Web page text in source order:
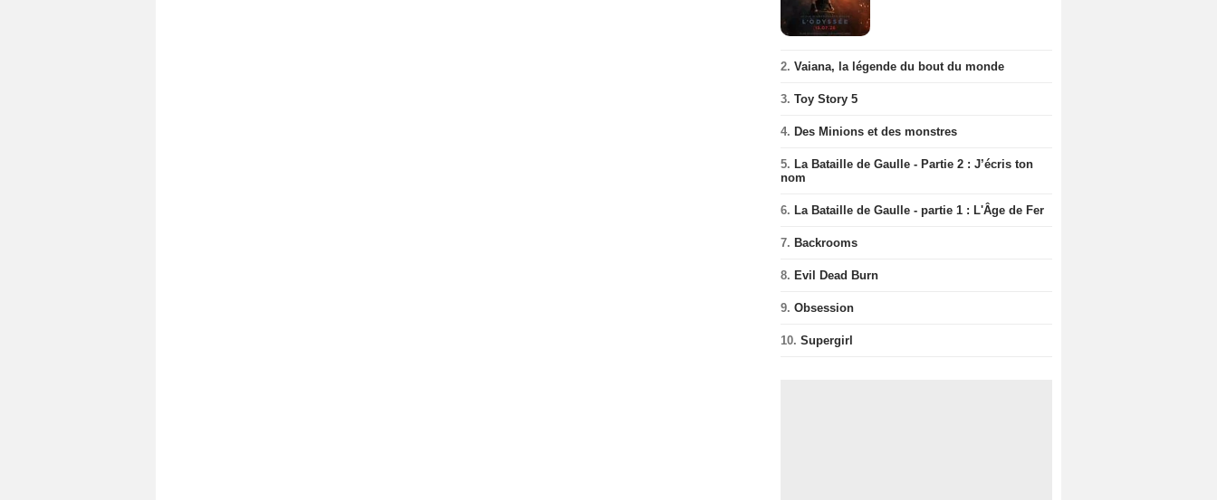
2. Vaiana, la légende du bout du monde
3. Toy Story 5
4. Des Minions et des monstres
5. La Bataille de Gaulle - Partie 2 : J’écris ton
nom
6. La Bataille de Gaulle - partie 1 : L'Âge de Fer
7. Backrooms
8. Evil Dead Burn
9. Obsession
10. Supergirl